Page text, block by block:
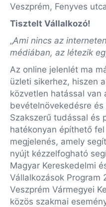
Veszprém, Fenyves
Tisztelt Vállalkozó!
„Ami nincs az
médiában, az létezik
Az online jelenlét ma
üzleti sikerhez, hiszen
közvetlen hatással van
bevételnövekedésre
Szakszerű tudással és
hatékonyan építhető
megjelenés, amely
nyújt kézzelfogható
Magyar Kereskedelmi
Vállalkozások Program
Veszprém Vármegyei
közös szakmai